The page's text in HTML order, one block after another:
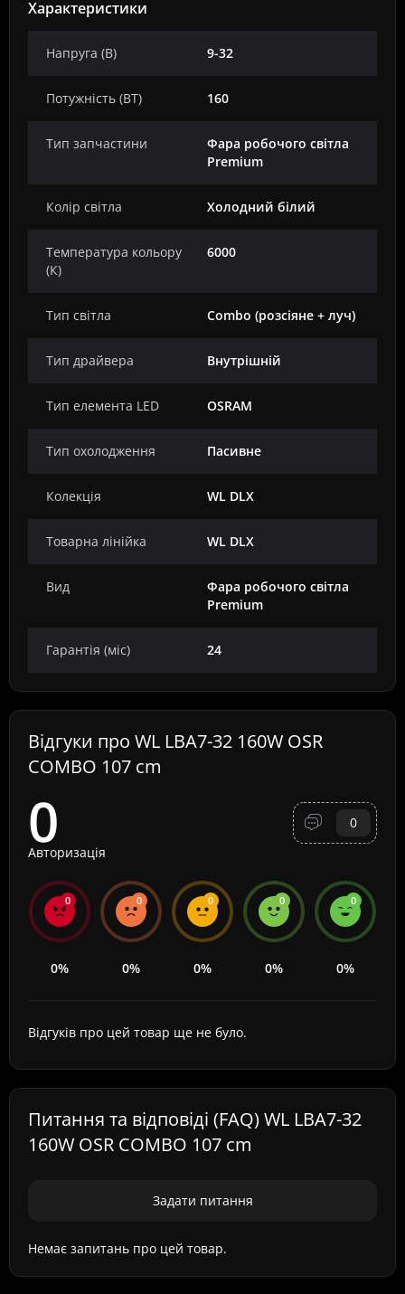
Характеристики
Напруга (В) 9-32
Потужність (ВТ) 160
Тип запчастини
Фара робочого світла
Premium
Колір світла Холодний білий
Температура кольору
(К)
6000
Тип світла Combo (розсіяне + луч)
Тип драйвера Внутрішній
Тип елемента LED OSRAM
Тип охолодження Пасивне
Колекція WL DLX
Товарна лінійка WL DLX
Вид
Фара робочого світла
Premium
Гарантія (міс) 24
Відгуки про WL LBA7-32 160W OSR
COMBO 107 cm
0
0
Авторизація
0
0%
0
0%
0
0%
0
0%
0
0%
Відгуків про цей товар ще не було.
Питання та відповіді (FAQ) WL LBA7-32
160W OSR COMBO 107 cm
Задати питання
Немає запитань про цей товар.